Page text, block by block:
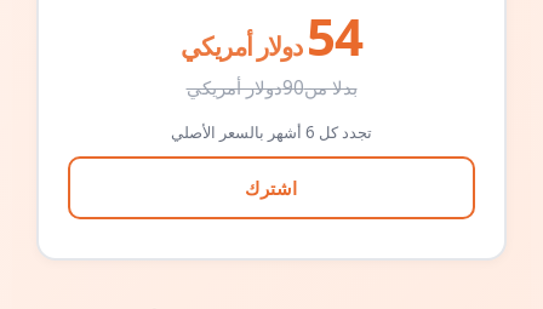
54 دولار أمريكي
بدلا من90دولار أمريكي
تجدد كل 6 أشهر بالسعر الأصلي
اشترك